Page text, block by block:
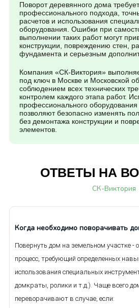
Поворот деревянного дома требует
профессионального подхода,
расчетов и использования
оборудования. Ошибки при
выполнении таких работ могут
конструкции, повреждению стен,
фундамента и серьезным
Компания «СК-Виктория»
под ключ в Москве и Московской
соблюдением всех технических
контролем каждого этапа работ.
профессионального оборудования
позволяют безопасно изменять
без демонтажа конструкции и
элементов.
ОТВЕТЫ НА
СК-Виктория
Когда необходимо поворачивать
Повернуть дом на земельном участке -
процесс, требующий определенных
использования специальных
домкраты, ролики и т.д.). Чаще всего
переворачивают в случае, если: